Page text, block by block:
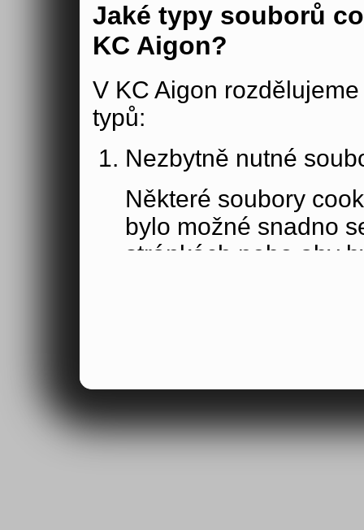
Jaké typy souborů
KC Aigon?
V KC Aigon
typů:
Nezbytně nutné
Některé soubory
bylo možné snadno
stránkách nebo aby
Výkonové soubory
tom, jak používáte